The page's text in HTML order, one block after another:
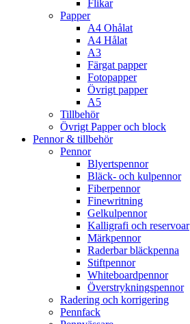
Flikar
Papper
A4 Ohålat
A4 Hålat
A3
Färgat papper
Fotopapper
Övrigt papper
A5
Tillbehör
Övrigt Papper och block
Pennor & tillbehör
Pennor
Blyertspennor
Bläck- och kulpennor
Fiberpennor
Finewritning
Gelkulpennor
Kalligrafi och reservoar
Märkpennor
Raderbar bläckpenna
Stiftpennor
Whiteboardpennor
Överstrykningspennor
Radering och korrigering
Pennfack